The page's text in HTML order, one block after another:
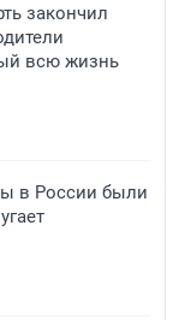
закончил
всю жизнь
в России были